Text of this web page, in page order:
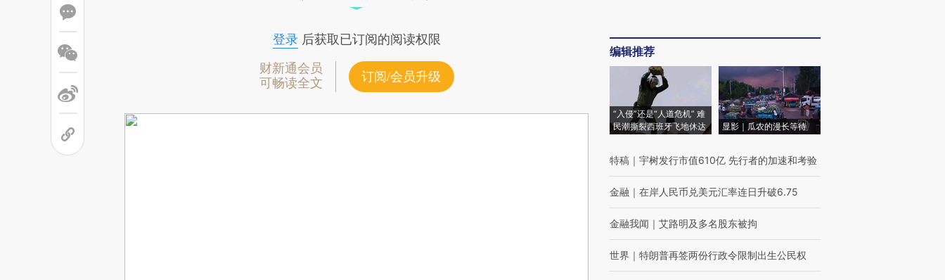
登录后获取已订阅的阅读权限
财新通会员
可畅读全文
订阅/会员升级
编辑推荐
“入侵”还是“人道危机” 难
民潮撕裂西班牙飞地休达
显影｜瓜农的漫长等待
特稿 ｜ 宇树发行市值610亿 先行者的加速和考验
金融 ｜ 在岸人民币兑美元汇率连日升破6.75
金融我闻 ｜ 艾路明及多名股东被拘
世界 ｜ 特朗普再签两份行政令限制出生公民权